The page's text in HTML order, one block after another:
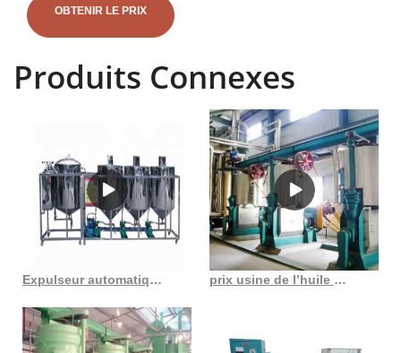
populaire de presse à huile de presse de son de riz du Vietnam 6YL-
160R. Machine de presse d'huile de type 1.Rods, type unique pour
450-500 kg/h, 18,5 kW + 1,5 kW (380 V/50 Hz/3p). 3. Le son de riz
OBTENIR LE PRIX
Produits Connexes
Expulseur automatique d’huile de graines de moutarde, capacité de 12 à 15 t/j au Costa Rica prix usine de l’huile de son de riz à haute efficacité